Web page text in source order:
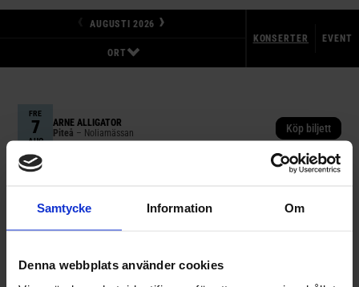
Samtycke Information Om
Denna webbplats använder cookies
AUGUSTI 2026 ›
ORT
KONSERTER EVENT
FRE
7
AUG
ARNE ALLIGATOR
Piteå – Noliamässan Köp biljett
7
AUG
Ekenäs– Augustinatten Köp biljett
7
MOA LIGNELL